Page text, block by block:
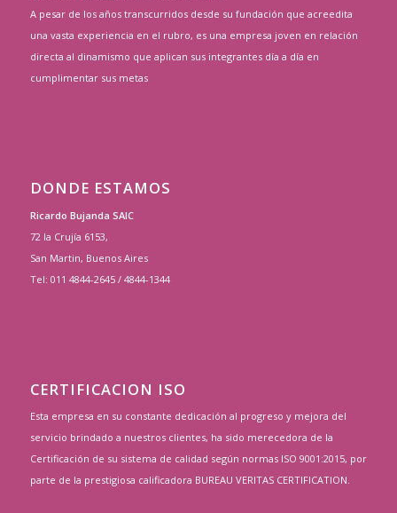
A pesar de los años transcurridos desde su fundación que acreedita
una vasta experiencia en el rubro, es una empresa joven en relación
directa al dinamismo que aplican sus integrantes día a día en
cumplimentar sus metas
DONDE ESTAMOS
Ricardo Bujanda SAIC
72 la Crujía 6153,
San Martin, Buenos Aires
Tel: 011 4844-2645 / 4844-1344
CERTIFICACION ISO
Esta empresa en su constante dedicación al progreso y mejora del
servicio brindado a nuestros clientes, ha sido merecedora de la
Certificación de su sistema de calidad según normas ISO 9001:2015, por
parte de la prestigiosa calificadora BUREAU VERITAS CERTIFICATION.